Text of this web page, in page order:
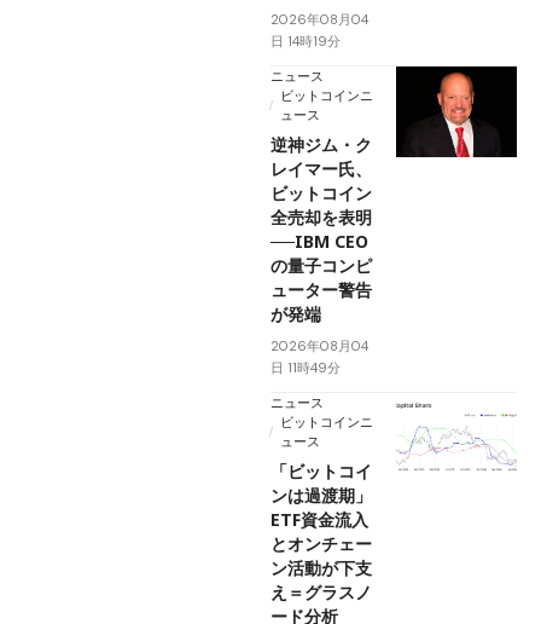
2026年08月04
日 14時19分
ニュース
ビットコインニ
ュース
逆神ジム・ク
レイマー氏、
ビットコイン
全売却を表明
──IBM CEO
の量子コンピ
ューター警告
が発端
2026年08月04
日 11時49分
ニュース
ビットコインニ
ュース
「ビットコイ
ンは過渡期」
ETF資金流入
とオンチェー
ン活動が下支
え＝グラスノ
ード分析